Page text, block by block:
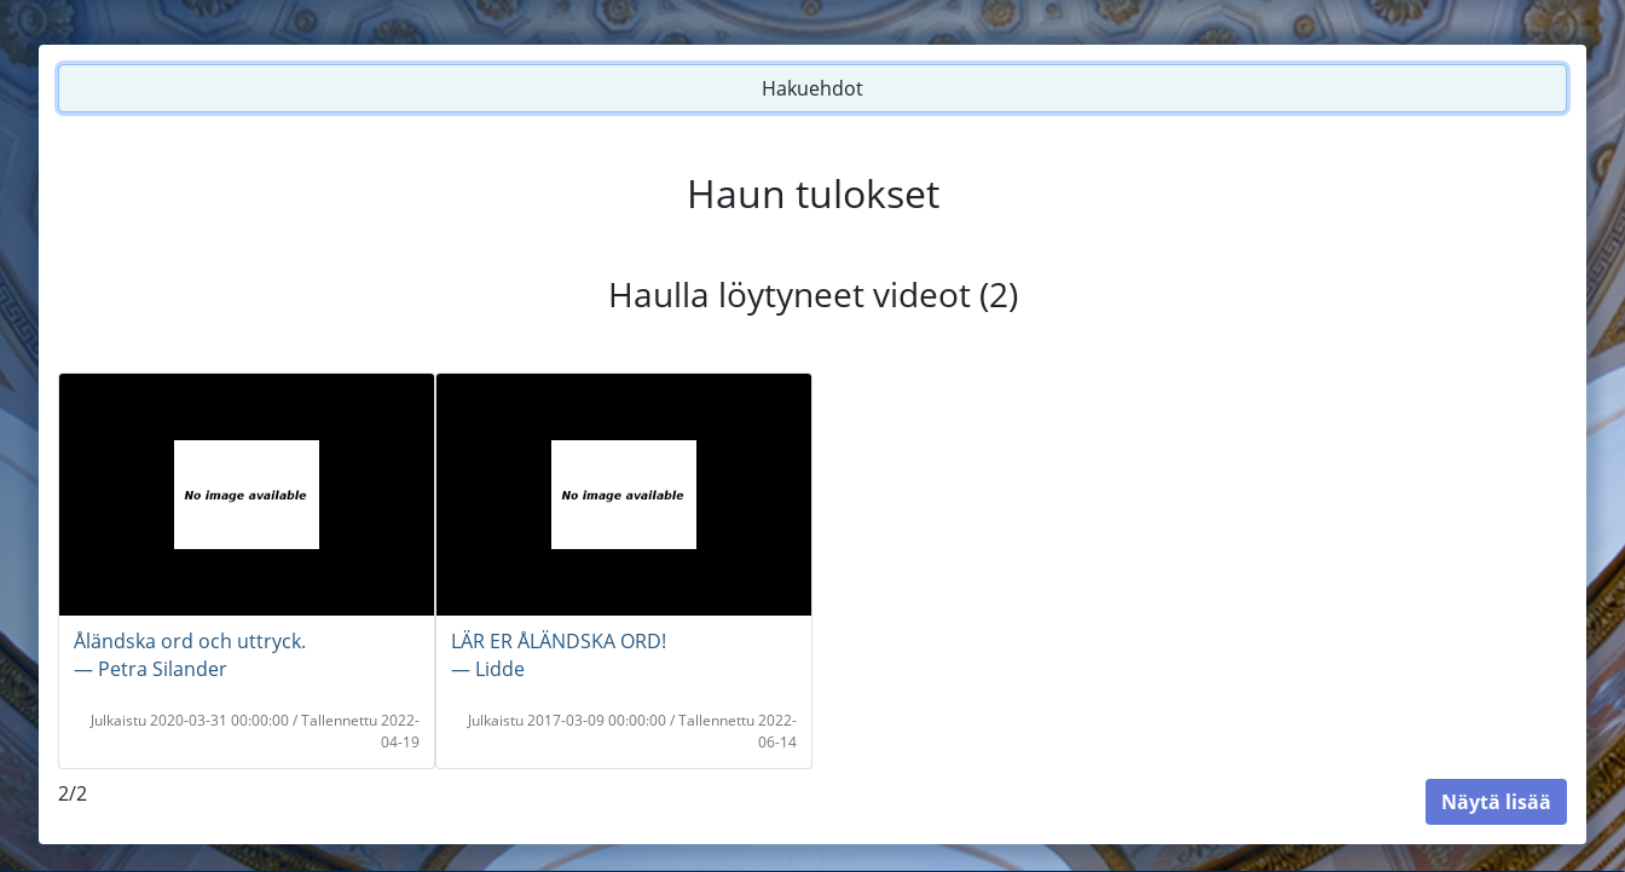
Hakuehdot
Haun tulokset
Haulla löytyneet videot (2)
Åländska ord och uttryck.
― Petra Silander
Julkaistu 2020-03-31 00:00:00 / Tallennettu 2022-
04-19
LÄR ER ÅLÄNDSKA ORD!
― Lidde
Julkaistu 2017-03-09 00:00:00 / Tallennettu 2022-
06-14
2/2 Näytä lisää